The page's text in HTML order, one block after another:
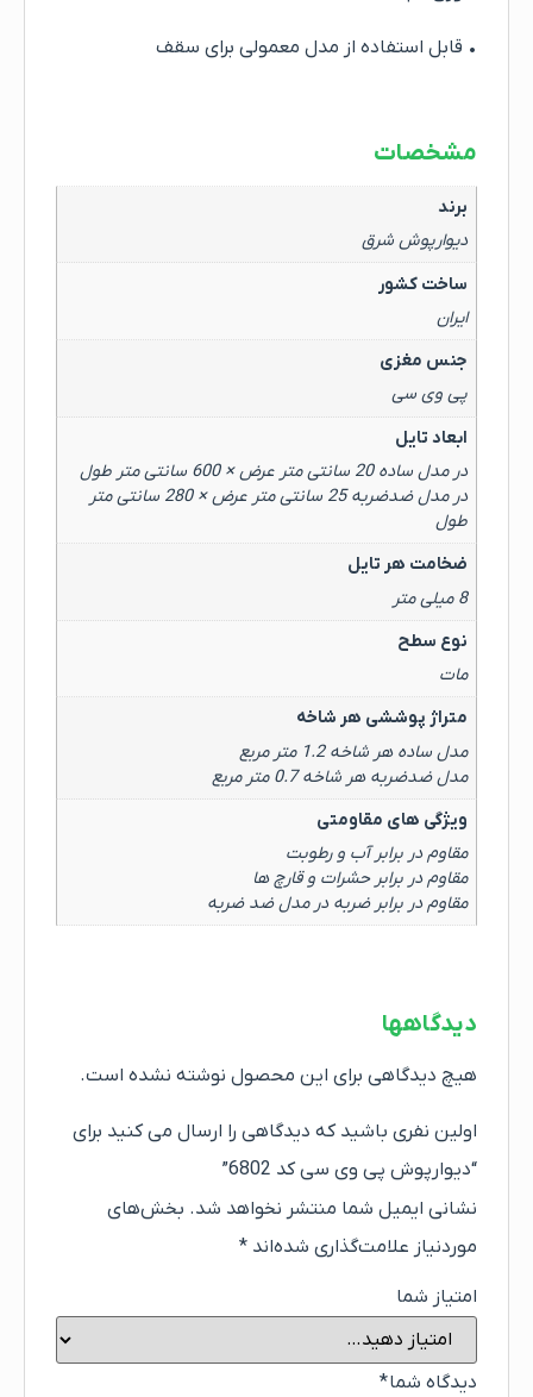
• قابل استفاده از مدل معمولی برای سقف
مشخصات
برند
دیوارپوش شرق
ساخت کشور
ایران
جنس مغزی
پی وی سی
ابعاد تایل
در مدل ساده 20 سانتی متر عرض × 600 سانتی متر طول
در مدل ضدضربه 25 سانتی متر عرض × 280 سانتی متر
طول
ضخامت هر تایل
8 میلی متر
نوع سطح
مات
متراژ پوششی هر شاخه
مدل ساده هر شاخه 1.2 متر مربع
مدل ضدضربه هر شاخه 0.7 متر مربع
ویژگی های مقاومتی
مقاوم در برابر آب و رطوبت
مقاوم در برابر حشرات و قارچ ها
مقاوم در برابر ضربه در مدل ضد ضربه
دیدگاهها
هیچ دیدگاهی برای این محصول نوشته نشده است.
اولین نفری باشید که دیدگاهی را ارسال می کنید برای
“دیوارپوش پی وی سی کد 6802”
نشانی ایمیل شما منتشر نخواهد شد. بخش‌های
موردنیاز علامت‌گذاری شده‌اند *
امتیاز شما
دیدگاه شما*